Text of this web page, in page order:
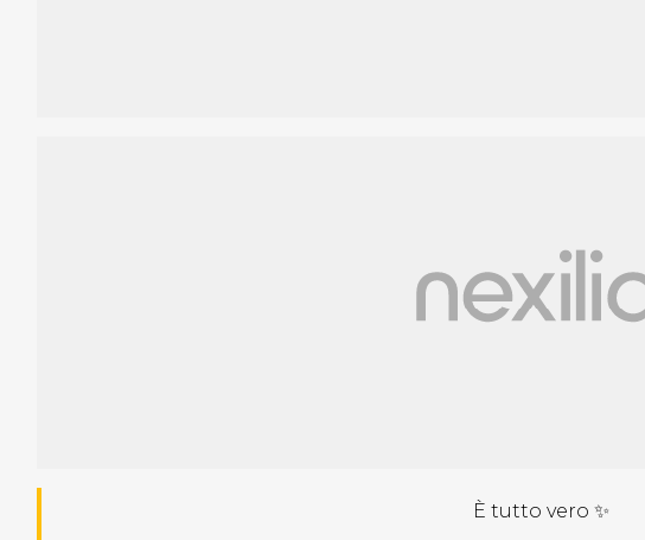
È tutto vero ✨